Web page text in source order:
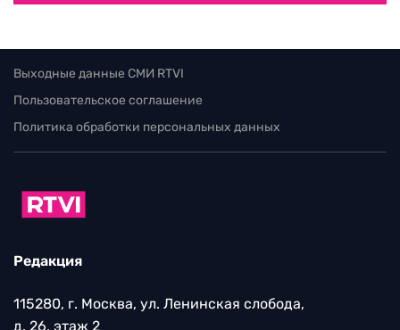
Выходные данные СМИ RTVI
Пользовательское соглашение
Политика обработки персональных данных
Редакция
115280, г. Москва, ул. Ленинская слобода,
д. 26, этаж 2